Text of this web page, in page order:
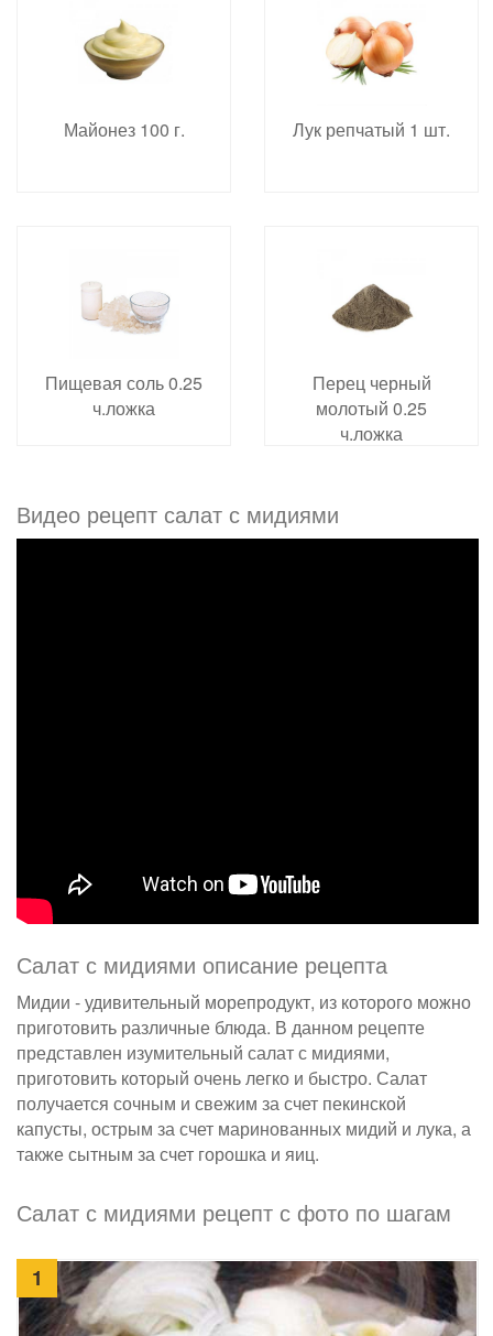
Майонез 100 г. Лук репчатый 1 шт.
Пищевая соль 0.25
ч.ложка
Перец черный
молотый 0.25
ч.ложка
Видео рецепт салат с мидиями
Салат с мидиями описание рецепта
Мидии - удивительный морепродукт, из которого можно
приготовить различные блюда. В данном рецепте
представлен изумительный салат с мидиями,
приготовить который очень легко и быстро. Салат
получается сочным и свежим за счет пекинской
капусты, острым за счет маринованных мидий и лука, а
также сытным за счет горошка и яиц.
Салат с мидиями рецепт с фото по шагам
1